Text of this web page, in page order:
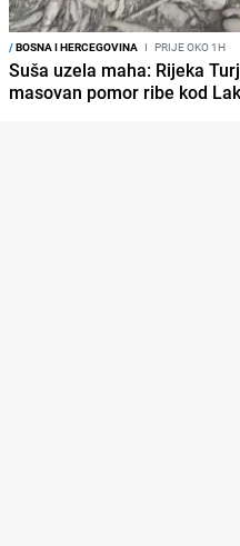
/BOSNA I HERCEGOVINA I PRIJE OKO 1H
Suša uzela maha: Rijeka
masovan pomor ribe kod